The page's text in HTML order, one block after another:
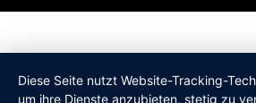
Diese Seite nutzt Website-Tracking-
um ihre Dienste anzubieten, stetig zu